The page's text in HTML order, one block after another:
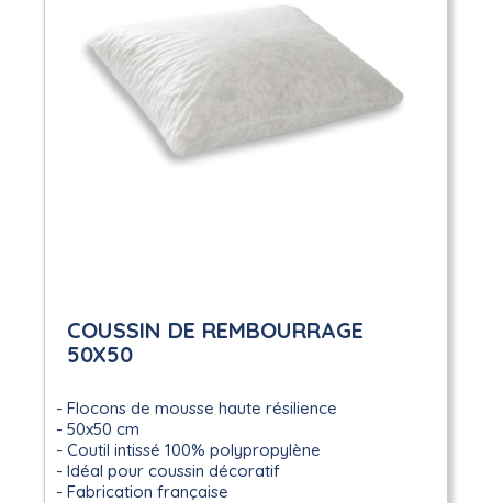
COUSSIN DE REMBOURRAGE
50X50
Flocons de mousse haute résilience
50x50 cm
Coutil intissé 100% polypropylène
Idéal pour coussin décoratif
Fabrication française